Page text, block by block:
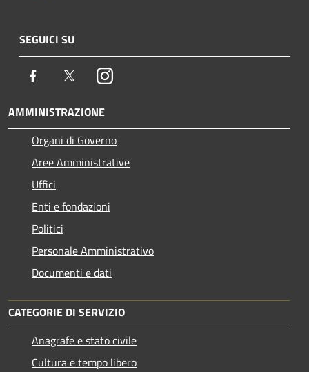
SEGUICI SU
Facebook TwitterInstagram
AMMINISTRAZIONE
Organi di Governo
Aree Amministrative
Uffici
Enti e fondazioni
Politici
Personale Amministrativo
Documenti e dati
CATEGORIE DI SERVIZIO
Anagrafe e stato civile
Cultura e tempo libero